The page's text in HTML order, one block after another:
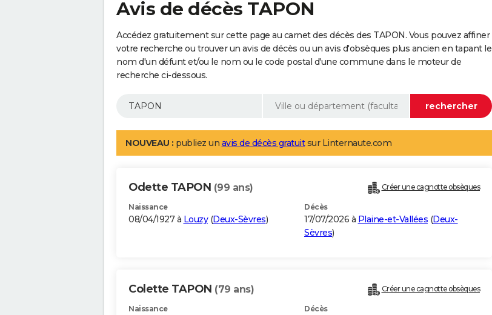
Avis de décès TAPON
Accédez gratuitement sur cette page au carnet des décès des TAPON. Vous pouvez affiner
votre recherche ou trouver un avis de décès ou un avis d'obsèques plus ancien en tapant le
nom d'un défunt et/ou le nom ou le code postal d'une commune dans le moteur de
recherche ci-dessous.
NOUVEAU : publiez un avis de décès gratuitsur Linternaute.com
Odette TAPON (99 ans) Créer une cagnotte obsèques
Naissance
08/04/1927 à Louzy(Deux-Sèvres)
Décès
17/07/2026 à Plaine-et-Vallées (Deux-
Sèvres)
Colette TAPON (79 ans) Créer une cagnotte obsèques
Naissance Décès